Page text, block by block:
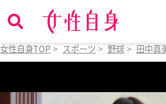
女性自身TOP > スポーツ > 野球 > 田中真